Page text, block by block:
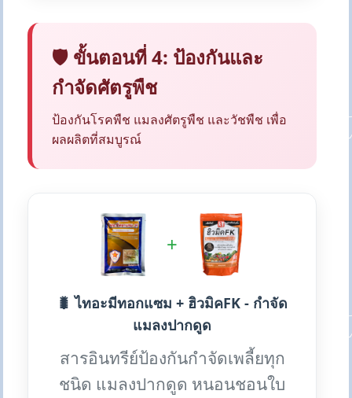
🛡️ ขั้นตอนที่ 4: ป้องกันและ
กำจัดศัตรูพืช
ป้องกันโรคพืช แมลงศัตรูพืช และวัชพืช เพื่อ
ผลผลิตที่สมบูรณ์
+
🐛 ไทอะมีทอกแซม + ฮิวมิคFK - กำจัด
แมลงปากดูด
สารอินทรีย์ป้องกันกำจัดเพลี้ยทุก
ชนิด แมลงปากดูด หนอนชอนใบ